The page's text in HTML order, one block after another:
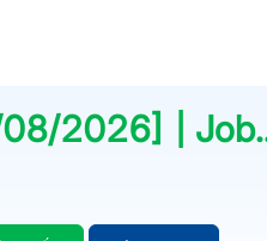
2026] | Jobsnew.vn